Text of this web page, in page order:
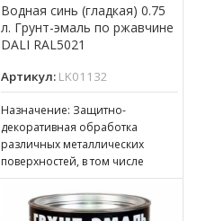
Водная синь (гладкая) 0.75
л. Грунт-эмаль по ржавчине
DALI RAL5021
Артикул: LK01132
Назначение: Защитно-
декоративная обработка
различных металлических
поверхностей, в том числе
пораженных точечной или
сплошной коррозией c
толщиной ржавчины до 100 мкм